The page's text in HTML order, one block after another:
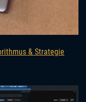
& Strategie